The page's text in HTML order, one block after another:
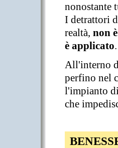
nonostante
I detrattori
realtà, non
è applicato.
All'interno
perfino nel
l'impianto
che